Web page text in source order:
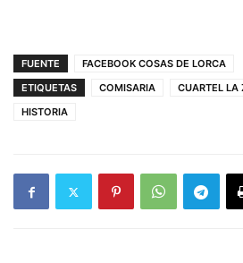
FUENTE
FACEBOOK COSAS DE LORCA
ETIQUETAS
COMISARIA CUARTEL LA
HISTORIA